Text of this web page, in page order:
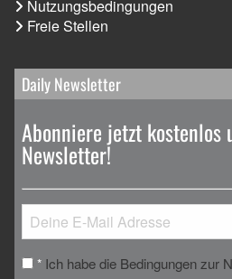
Nutzungsbedingungen
Freie Stellen
Daily Newsletter
Abonniere jetzt kostenlos
Newsletter!
* Ich habe die Bedingungen zur